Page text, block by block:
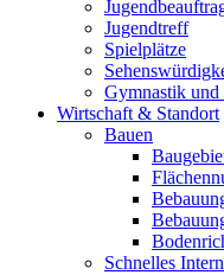
Jugendtreff
Spielplätze
Gymnastik
Wirtschaft & Standort
Bauen
Schnelles